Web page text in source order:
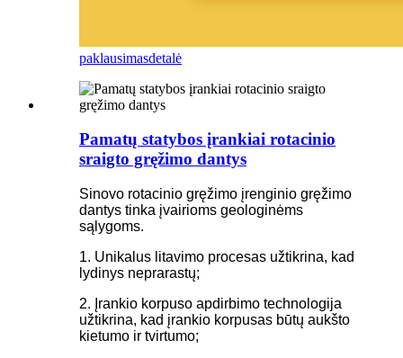
paklausimasdetalė
Pamatų statybos įrankiai rotacinio
sraigto gręžimo dantys
Sinovo rotacinio gręžimo įrenginio gręžimo
dantys tinka įvairioms geologinėms
sąlygoms.
1. Unikalus litavimo procesas užtikrina, kad
lydinys neprarastų;
2. Įrankio korpuso apdirbimo technologija
užtikrina, kad įrankio korpusas būtų aukšto
kietumo ir tvirtumo;